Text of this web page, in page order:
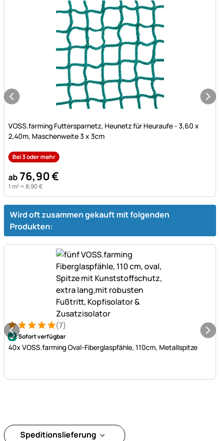
VOSS.farming Futtersparnetz, Heunetz für Heuraufe - 3,60 x
2,40m, Maschenweite 3 x 3cm
Bei 3 oder mehr
ab76,90€
1 m² =8,90€
Wird oft zusammen gekauft mit folgenden
Produkten:
Bewertung: 5 von 5 (7 Bewertungen)
7 Bewertungen(7)
Sofort verfügbar
40x VOSS.farming Oval-Fiberglaspfähle, 110cm, Metallspitze
Speditionslieferung